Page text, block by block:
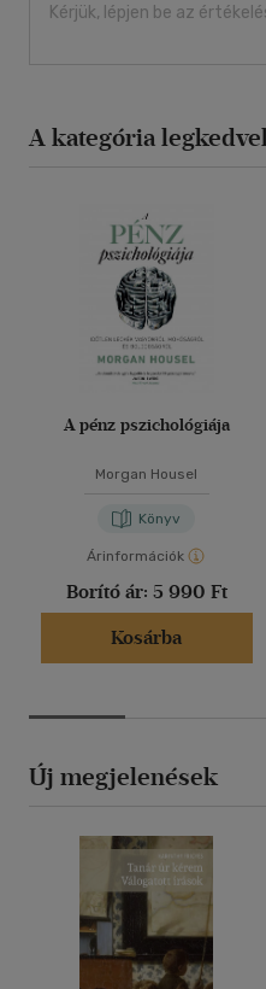
Kérjük, lépjen be az
A kategória
A pénz pszichológiája
Morgan Housel
Könyv
Árinformációk
Borító ár: 5 990 Ft
Kosárba
Új megjelenések